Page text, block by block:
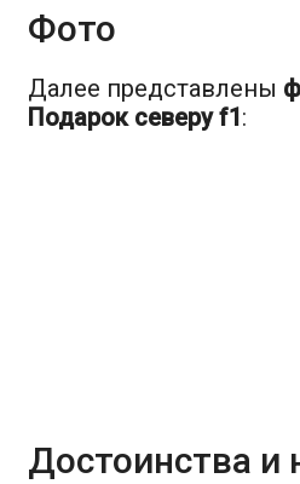
Фото
Далее представлены
Подарок северу f1:
Достоинства и